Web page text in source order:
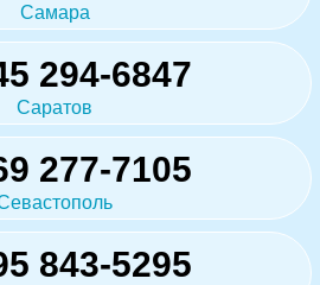
Самара
294-6847
Саратов
277-7105
843-5295